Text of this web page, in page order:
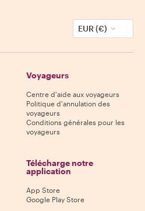
EUR (€)
Voyageurs
Centre d'aide aux voyageurs
Politique d'annulation des
voyageurs
Conditions générales pour les
voyageurs
Télécharge notre
application
App Store
Google Play Store